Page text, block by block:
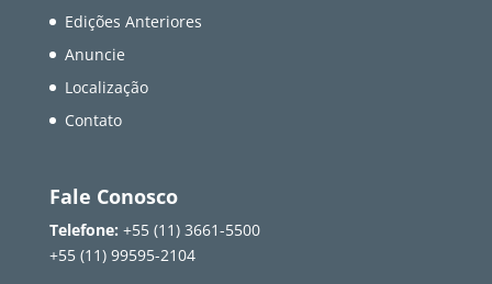
Edições Anteriores
Anuncie
Localização
Contato
Fale Conosco
Telefone: +55 (11) 3661-5500
+55 (11) 99595-2104